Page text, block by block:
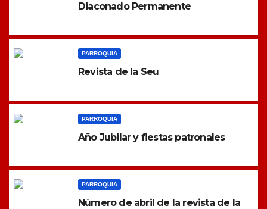
Diaconado Permanente
PARROQUIA
Revista de la Seu
PARROQUIA
Año Jubilar y fiestas patronales
PARROQUIA
Número de abril de la revista de la